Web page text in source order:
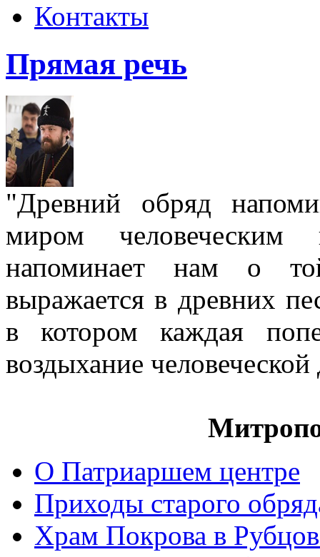
Контакты
Прямая речь
"Древний обряд
миром
напоминает нам о
выражается в древних
в котором каждая
воздыхание
О Патриаршем центре
Приходы старого
Храм Покрова в